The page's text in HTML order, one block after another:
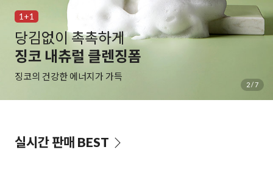
1+1
당김없이 촉촉하게
징코 내츄럴 클렌징폼
징코의 건강한 에너지가 가득
2/7
실시간 판매 BEST